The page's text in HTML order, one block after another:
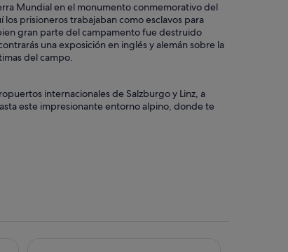
Mundial en el monumento conmemorativo del
prisioneros trabajaban como esclavos para
gran parte del campamento fue destruido
una exposición en inglés y alemán sobre la
del campo.
internacionales de Salzburgo y Linz, a
este impresionante entorno alpino, donde te